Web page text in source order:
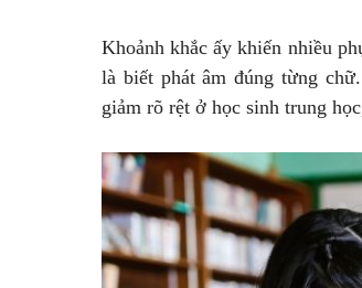
Khoảnh khắc ấy khiến nhiều
là biết phát âm đúng từng
giảm rõ rệt ở học sinh trung